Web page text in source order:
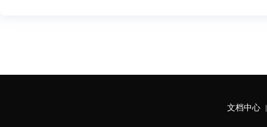
文档中心